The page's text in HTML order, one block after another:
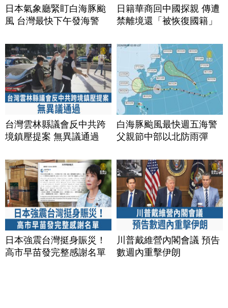
日本氣象廳緊盯白海豚颱
風 台灣最快下午發海警
日籍華商回中國探親 傳遭
禁離境還「被恢復國籍」
台灣雲林縣議會反中共跨
境鎮壓提案 無異議通過
白海豚颱風最快週五海警
父親節中部以北防雨彈
日本強震台灣挺身賑災！
高市早苗發完整感謝名單
川普戴維營內閣會議 預告
數週內重擊伊朗